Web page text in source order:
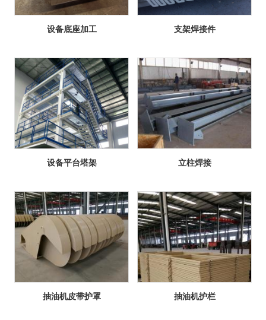
设备底座加工 支架焊接件
设备平台塔架 立柱焊接
抽油机皮带护罩 抽油机护栏